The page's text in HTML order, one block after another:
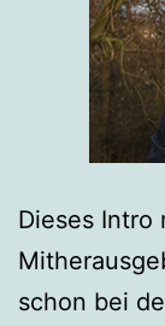
Dieses Intro
schon bei